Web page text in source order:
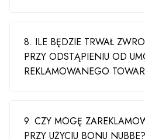
8. ILE BĘDZIE TRWAŁ
PRZY ODSTĄPIENIU OD
REKLAMOWANEGO
9. CZY MOGĘ
PRZY UŻYCIU BONU NUBBE?